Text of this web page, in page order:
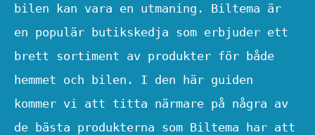
bilen kan vara en utmaning. Biltema är
en populär butikskedja som erbjuder ett
brett sortiment av produkter för både
hemmet och bilen. I den här guiden
kommer vi att titta närmare på några av
de bästa produkterna som Biltema har att